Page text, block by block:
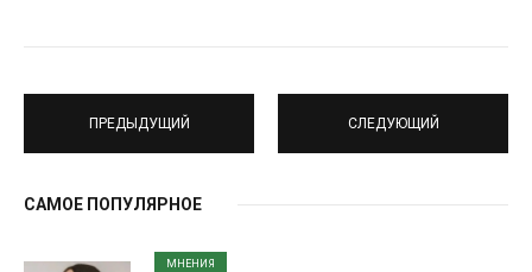
ПРЕДЫДУЩИЙ СЛЕДУЮЩИЙ
САМОЕ ПОПУЛЯРНОЕ
МНЕНИЯ